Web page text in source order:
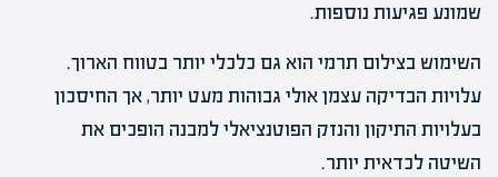
שמונע פגיעות נוספות.
השימוש בצילום תרמי הוא גם כלכלי יותר בטווח הארוך.
עלויות הבדיקה עצמן אולי גבוהות מעט יותר, אך החיסכון
בעלויות התיקון והנזק הפוטנציאלי למבנה הופכים את
השיטה לכדאית יותר.